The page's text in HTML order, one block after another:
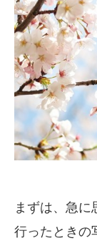
まずは、急に
行ったときの